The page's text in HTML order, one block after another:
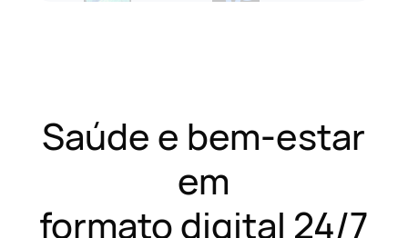
Saúde e bem-estar
em
formato digital 24/7